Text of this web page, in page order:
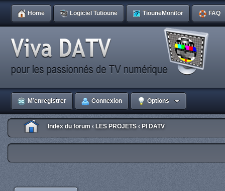
Home Logiciel Tutioune TiouneMonitor FAQ
M’enregistrer Connexion Options
Index du forum ‹ LES PROJETS ‹ PI DATV